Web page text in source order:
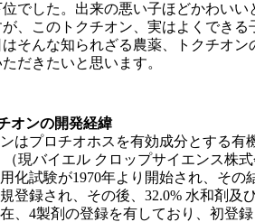
位でした。出来の悪い子ほどかわいい
、このトクチオン、実はよくできる
そんな知られざる農薬、トクチオン
だきたいと思います。
オンの開発経緯
ンはプロチオホスを有効成分とする
現バイエル クロップサイエンス株
化試験が1970年より開始され、その
登録され、その後、32.0% 水和剤及
、4製剤の登録を有しており、初登